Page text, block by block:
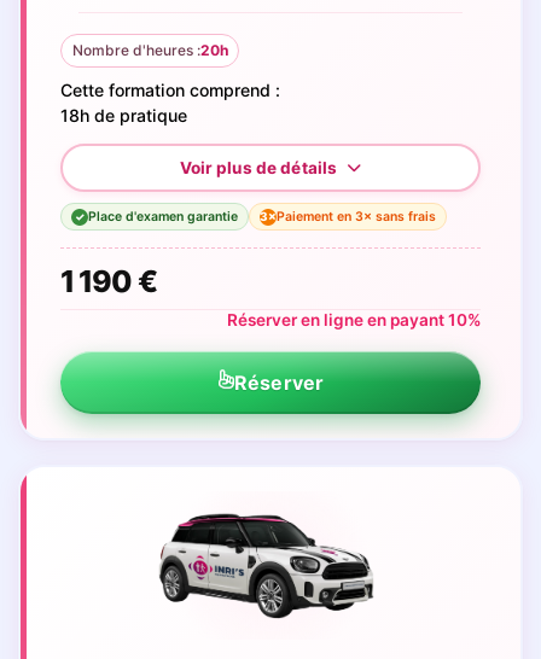
Nombre d'heures :20h
Cette formation comprend :
18h de pratique
✓ Place d'examen garantie 3×Paiement en 3× sans frais
1 190 €
Réserver en ligne en payant 10%
Réserver